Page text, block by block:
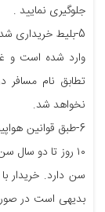
جلوگیری نمایید .
5-بلیط
وارد شده است و
تطابق نام مسافر
نخواهد شد.
6-طبق قوانین
۱۰ روز تا دو
سن دارد. خریدار
بدیهی است در